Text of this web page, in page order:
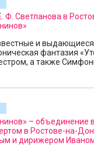
Ф. Светланова в
и выдающиеся
фантазия
а также
– объединение
в Ростове-на-
и дирижером